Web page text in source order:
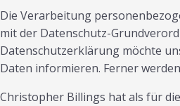
Die Verarbeitung
mit der Datenschutz-
Datenschutzerklärung möchte
Daten informieren. Ferner
Christopher Billings hat als für